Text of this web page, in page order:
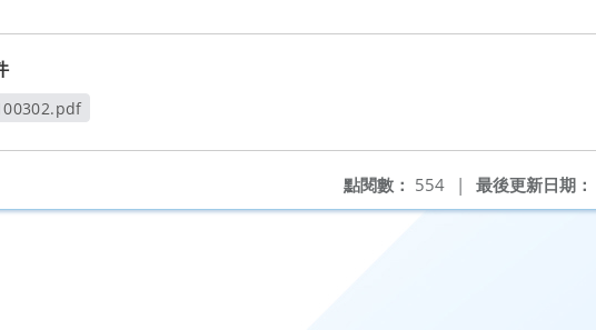
最後更新日期：
點閱數： 554 |